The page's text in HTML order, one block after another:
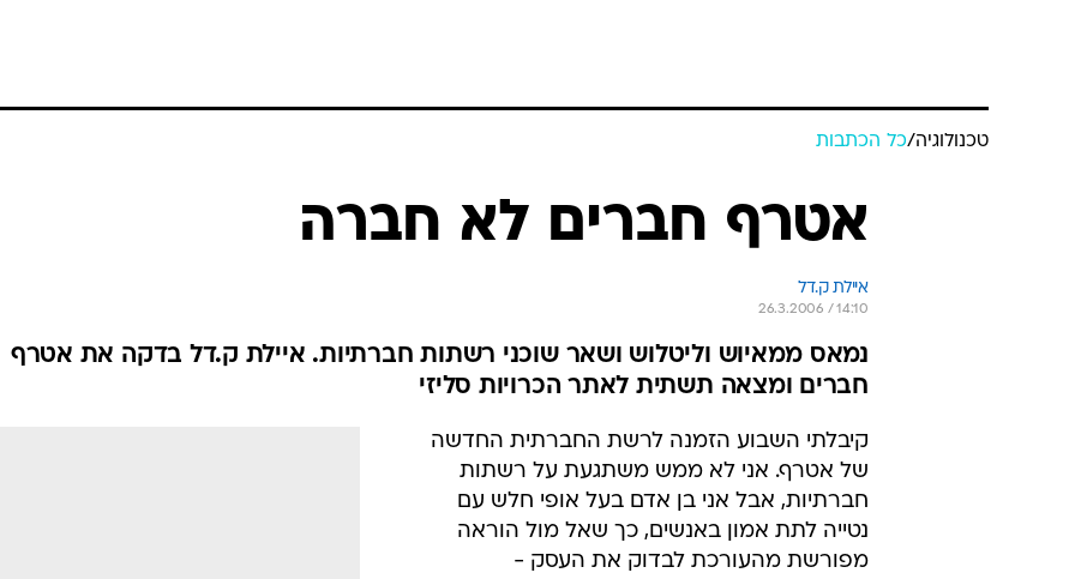
טכנולוגיה/כל הכתבות
אטרף חברים לא חברה
איילת ק.דל
26.3.2006 / 14:10
נמאס ממאיוש וליטלוש ושאר שוכני רשתות חברתיות. איילת ק.דל בדקה את אטרף
חברים ומצאה תשתית לאתר הכרויות סליזי
קיבלתי השבוע הזמנה לרשת החברתית החדשה
של אטרף. אני לא ממש משתגעת על רשתות
חברתיות, אבל אני בן אדם בעל אופי חלש עם
נטייה לתת אמון באנשים, כך שאל מול הוראה
מפורשת מהעורכת לבדוק את העסק -